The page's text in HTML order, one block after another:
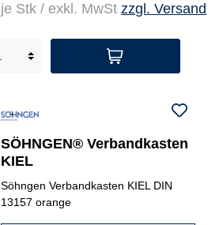
je Stk / exkl. MwStzzgl. Versand
SÖHNGEN® Verbandkasten
KIEL
Söhngen Verbandkasten KIEL DIN
13157 orange